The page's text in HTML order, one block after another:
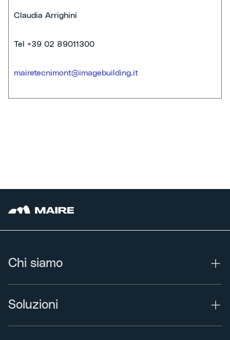
Claudia Arrighini
Tel +39 02 89011300
mairetecnimont@imagebuilding.it
Chi siamo
Soluzioni